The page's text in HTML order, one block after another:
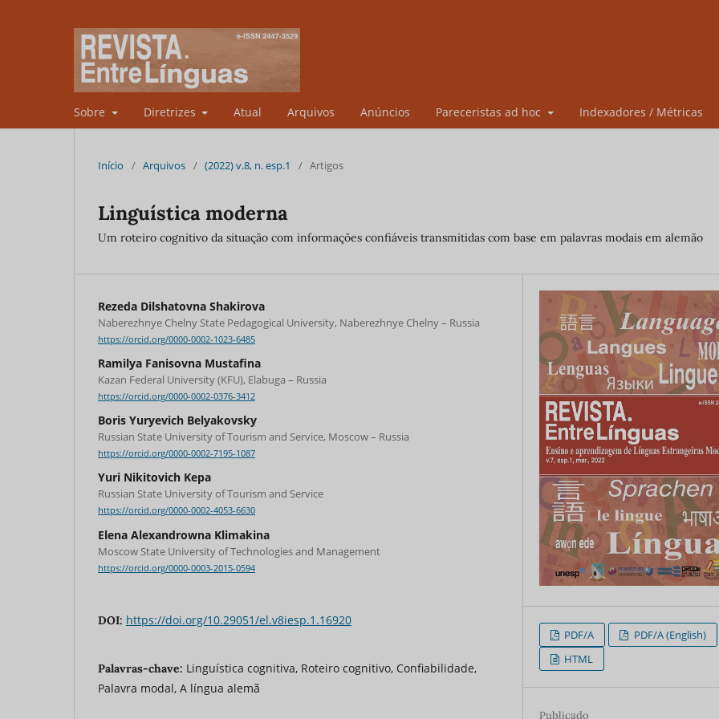
Sobre Diretrizes Atual Arquivos Anúncios Pareceristas ad hoc Indexadores / Métricas
Início / Arquivos / (2022) v.8, n. esp.1 / Artigos
Linguística moderna
Um roteiro cognitivo da situação com informações confiáveis transmitidas com base em palavras modais em alemão
Rezeda Dilshatovna Shakirova
Naberezhnye Chelny State Pedagogical University, Naberezhnye Chelny – Russia
https://orcid.org/0000-0002-1023-6485
Ramilya Fanisovna Mustafina
Kazan Federal University (KFU), Elabuga – Russia
https://orcid.org/0000-0002-0376-3412
Boris Yuryevich Belyakovsky
Russian State University of Tourism and Service, Moscow – Russia
https://orcid.org/0000-0002-7195-1087
Yuri Nikitovich Kepa
Russian State University of Tourism and Service
https://orcid.org/0000-0002-4053-6630
Elena Alexandrowna Klimakina
Moscow State University of Technologies and Management
https://orcid.org/0000-0003-2015-0594
DOI: https://doi.org/10.29051/el.v8iesp.1.16920
Palavras-chave: Linguística cognitiva, Roteiro cognitivo, Confiabilidade,
Palavra modal, A língua alemã
PDF/A
PDF/A (English)
HTML
Publicado